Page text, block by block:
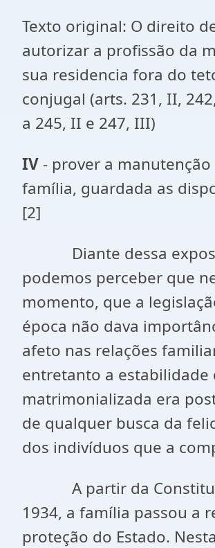
Texto original: O direito
autorizar a profissão da
sua residencia fora do
conjugal (arts. 231, II,
a 245, II e 247, III)
IV - prover a manutenção
família, guardada as
[2]
Diante dessa
podemos perceber que
momento, que a
época não dava
afeto nas relações
entretanto a estabilidade
matrimonializada era
de qualquer busca da
dos indivíduos que a
A partir da
1934, a família passou a
proteção do Estado.